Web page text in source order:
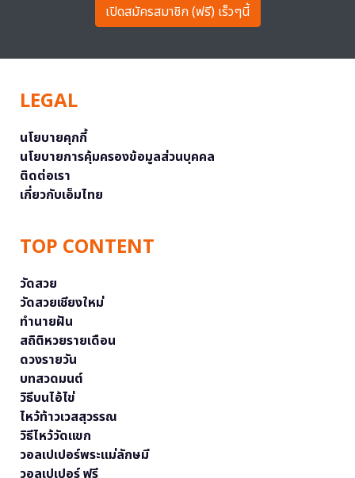
เปิดสมัครสมาชิก (ฟรี) เร็วๆนี้
LEGAL
นโยบายคุกกี้
นโยบายการคุ้มครองข้อมูลส่วนบุคคล
ติดต่อเรา
เกี่ยวกับเอ็มไทย
TOP CONTENT
วัดสวย
วัดสวยเชียงใหม่
ทำนายฝัน
สถิติหวยรายเดือน
ดวงรายวัน
บทสวดมนต์
วิธีบนไอ้ไข่
ไหว้ท้าวเวสสุวรรณ
วิธีไหว้วัดแขก
วอลเปเปอร์พระแม่ลักษมี
วอลเปเปอร์ ฟรี